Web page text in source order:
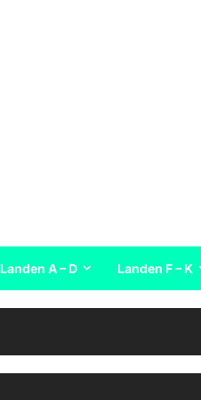
Landen A – D Landen F – K